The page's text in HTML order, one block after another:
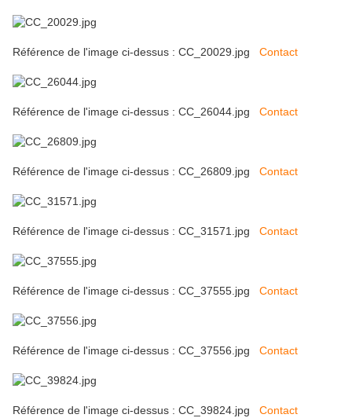
Référence de l'image ci-dessus : CC_20029.jpg Contact
Référence de l'image ci-dessus : CC_26044.jpg Contact
Référence de l'image ci-dessus : CC_26809.jpg Contact
Référence de l'image ci-dessus : CC_31571.jpg Contact
Référence de l'image ci-dessus : CC_37555.jpg Contact
Référence de l'image ci-dessus : CC_37556.jpg Contact
Référence de l'image ci-dessus : CC_39824.jpg Contact